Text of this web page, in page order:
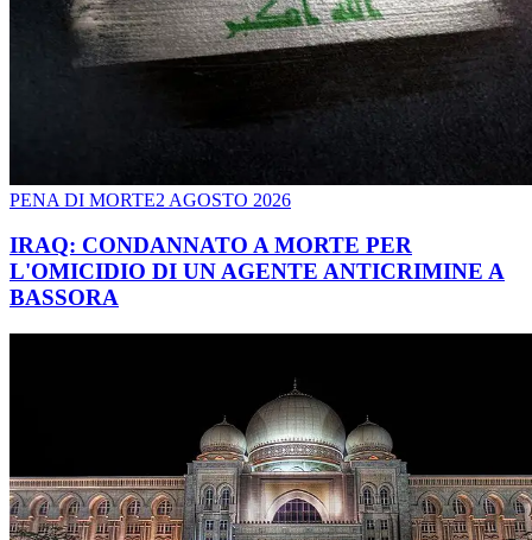
PENA DI MORTE2 AGOSTO 2026
IRAQ: CONDANNATO A MORTE PER
L'OMICIDIO DI UN AGENTE ANTICRIMINE A
BASSORA